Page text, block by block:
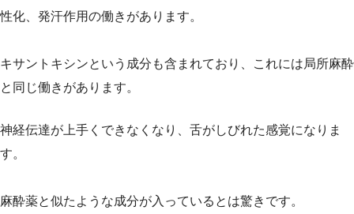
性化、発汗作用の働きがあります。
キサントキシンという成分も含まれており、これには局所麻酔
と同じ働きがあります。
神経伝達が上手くできなくなり、舌がしびれた感覚になりま
す。
麻酔薬と似たような成分が入っているとは驚きです。